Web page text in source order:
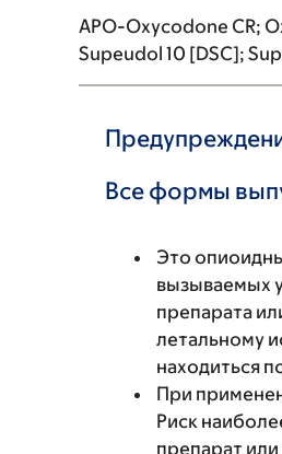
APO-Oxycodone CR;
Supeudol 10 [DSC];
Все формы
Это
вызываемых
препарата
летальному
находиться
При
Риск
препарат